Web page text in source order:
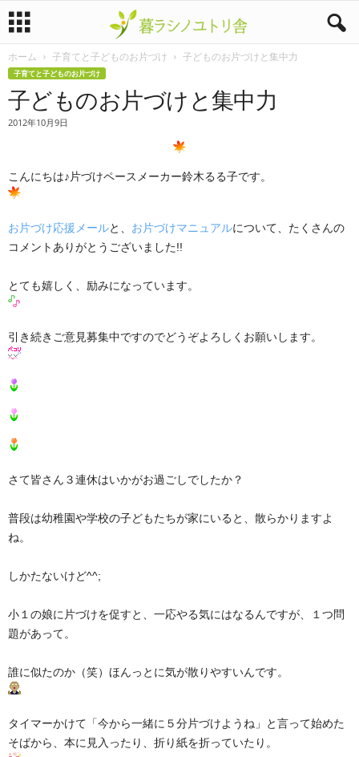
暮
ラ
ホーム 子育てと子どものお片づけ 子どものお片づけと集中力
子育てと子どものお片づけ
子どものお片づけと集中力
2012年10月9日
こんにちは♪片づけペースメーカー鈴木るる子です。
お片づけ応援メールと、 お片づけマニュアルについて、たくさんの
コメントありがとうございました!!
とても嬉しく、励みになっています。
引き続きご意見募集中ですのでどうぞよろしくお願いします。
さて皆さん３連休はいかがお過ごしでしたか？
普段は幼稚園や学校の子どもたちが家にいると、散らかりますよ
ね。
しかたないけど^^;
小１の娘に片づけを促すと、一応やる気にはなるんですが、１つ問
題があって。
誰に似たのか（笑）ほんっとに気が散りやすいんです。
タイマーかけて「今から一緒に５分片づけようね」と言って始めた
そばから、本に見入ったり、折り紙を折っていたり。